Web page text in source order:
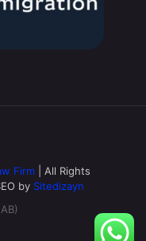
Firm| All Rights
by Sitedizayn